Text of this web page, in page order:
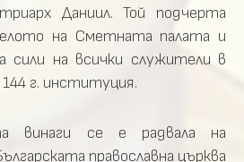
Даниил. Той подчерта
на Сметната палата и
сили на всички служители в
г. институция.
винаги се е радвала на
православна църква